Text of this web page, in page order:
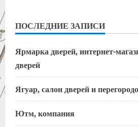
ПОСЛЕДНИЕ ЗАПИСИ
Ярмарка дверей, интернет-
дверей
Ягуар, салон дверей и
Ютм, компания